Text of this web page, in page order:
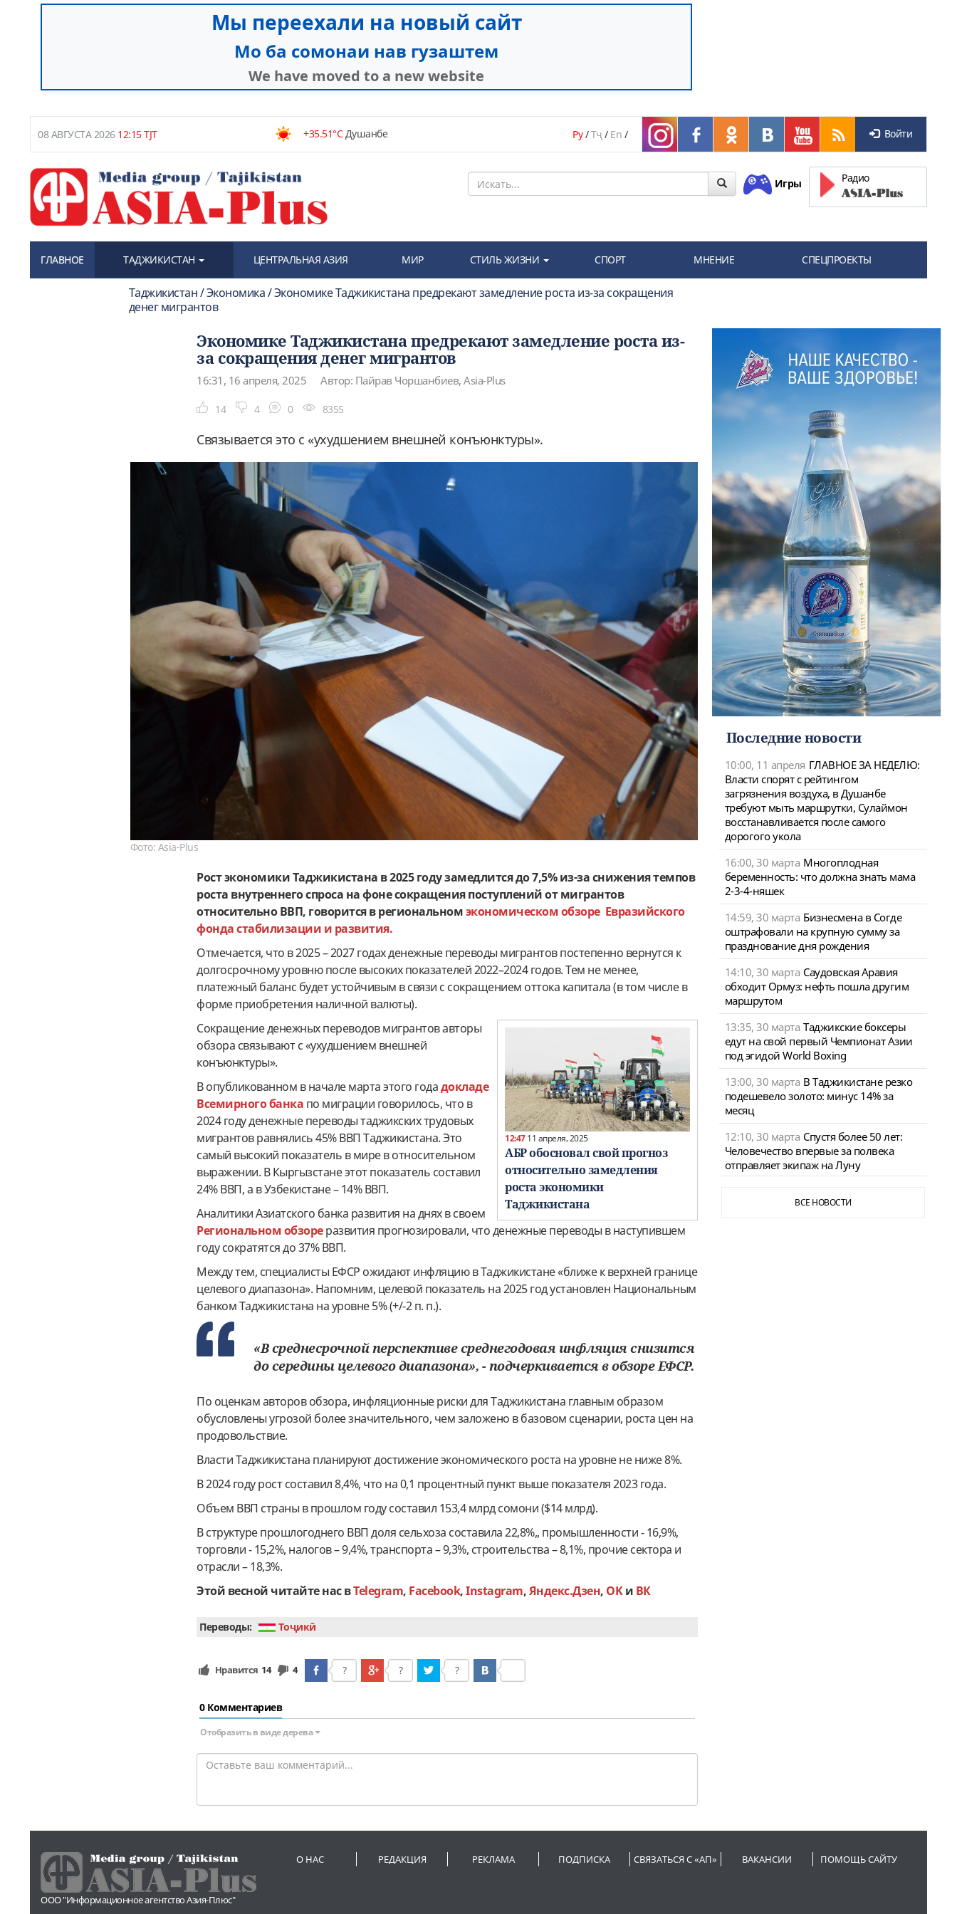
08 АВГУСТА 202612:15 TJT +35.51°CДушанбе Ру/Тҷ/ En / Войти
Игры Радио
ГЛАВНОЕ ТАДЖИКИСТАН ЦЕНТРАЛЬНАЯ АЗИЯ МИР СТИЛЬ ЖИЗНИ СПОРТ МНЕНИЕ СПЕЦПРОЕКТЫ
Таджикистан / Экономика / Экономике Таджикистана предрекают замедление роста из-за сокращения
денег мигрантов
Экономике Таджикистана предрекают замедление роста из-
за сокращения денег мигрантов
16:31, 16 апреля, 2025 Автор: Пайрав Чоршанбиев, Asia-Plus
14 4 0 8355
Связывается это с «ухудшением внешней конъюнктуры».
Фото: Asia-Plus
Рост экономики Таджикистана в 2025 году замедлится до 7,5% из-за снижения темпов
роста внутреннего спроса на фоне сокращения поступлений от мигрантов
относительно ВВП, говорится в региональномэкономическом обзоре Евразийского
фонда стабилизации и развития.
Отмечается, что в 2025 – 2027 годах денежные переводы мигрантов постепенно вернутся к
долгосрочному уровню после высоких показателей 2022–2024 годов. Тем не менее,
платежный баланс будет устойчивым в связи с сокращением оттока капитала (в том числе в
форме приобретения наличной валюты).
12:4711 апреля, 2025
АБР обосновал свой прогноз
относительно замедления
роста экономики
Таджикистана
Сокращение денежных переводов мигрантов авторы
обзора связывают с «ухудшением внешней
конъюнктуры».
В опубликованном в начале марта этого годадокладе
Всемирного банка по миграции говорилось, что в
2024 году денежные переводы таджикских трудовых
мигрантов равнялись 45% ВВП Таджикистана. Это
самый высокий показатель в мире в относительном
выражении. В Кыргызстане этот показатель составил
24% ВВП, а в Узбекистане – 14% ВВП.
Аналитики Азиатского банка развития на днях в своем
Региональном обзореразвития прогнозировали, что денежные переводы в наступившем
году сократятся до 37% ВВП.
Между тем, специалисты ЕФСР ожидают инфляцию в Таджикистане «ближе к верхней границе
целевого диапазона». Напомним, целевой показатель на 2025 год установлен Национальным
банком Таджикистана на уровне 5% (+/-2 п. п.).
«В среднесрочной перспективе среднегодовая инфляция снизится
до середины целевого диапазона», - подчеркивается в обзоре ЕФСР.
По оценкам авторов обзора, инфляционные риски для Таджикистана главным образом
обусловлены угрозой более значительного, чем заложено в базовом сценарии, роста цен на
продовольствие.
Власти Таджикистана планируют достижение экономического роста на уровне не ниже 8%.
В 2024 году рост составил 8,4%, что на 0,1 процентный пункт выше показателя 2023 года.
Объем ВВП страны в прошлом году составил 153,4 млрд сомони ($14 млрд).
В структуре прошлогоднего ВВП доля сельхоза составила 22,8%,, промышленности - 16,9%,
торговли - 15,2%, налогов – 9,4%, транспорта – 9,3%, строительства – 8,1%, прочие сектора и
отрасли – 18,3%.
Этой весной читайте нас вTelegram, Facebook,Instagram,Яндекс.Дзен, OKи ВК
Переводы: Тоҷикӣ
Нравится 14 4 ? ? ?
0 Комментариев
Отобразить в виде дерева
Последние новости
10:00, 11 апреля ГЛАВНОЕ ЗА НЕДЕЛЮ:
Власти спорят с рейтингом
загрязнения воздуха, в Душанбе
требуют мыть маршрутки, Сулаймон
восстанавливается после самого
дорогого укола
16:00, 30 марта Многоплодная
беременность: что должна знать мама
2-3-4-няшек
14:59, 30 марта Бизнесмена в Согде
оштрафовали на крупную сумму за
празднование дня рождения
14:10, 30 марта Саудовская Аравия
обходит Ормуз: нефть пошла другим
маршрутом
13:35, 30 марта Таджикские боксеры
едут на свой первый Чемпионат Азии
под эгидой World Boxing
13:00, 30 марта В Таджикистане резко
подешевело золото: минус 14% за
месяц
12:10, 30 марта Спустя более 50 лет:
Человечество впервые за полвека
отправляет экипаж на Луну
ВСЕ НОВОСТИ
О НАС РЕДАКЦИЯ РЕКЛАМА ПОДПИСКА СВЯЗАТЬСЯ С «АП» ВАКАНСИИ ПОМОЩЬ САЙТУ
ООО "Информационное агентство Азия-Плюс"